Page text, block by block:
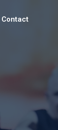
Contact